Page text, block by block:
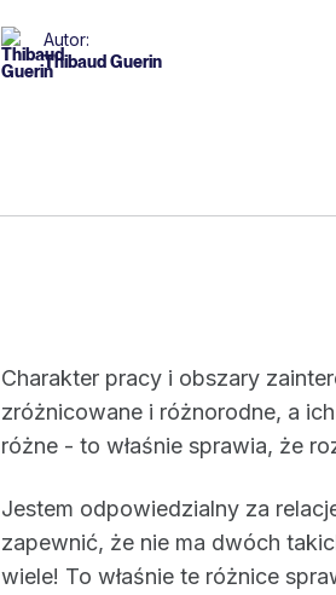
Autor:
Thibaud Guerin
Charakter pracy i obszary
zróżnicowane i różnorodne, a
różne - to właśnie sprawia, że
Jestem odpowiedzialny za
zapewnić, że nie ma dwóch
wiele! To właśnie te różnice